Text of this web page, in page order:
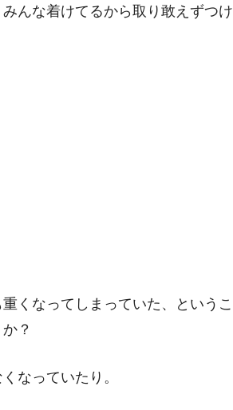
んな着けてるから取り敢えずつけ
くなってしまっていた、というこ
？
なっていたり。